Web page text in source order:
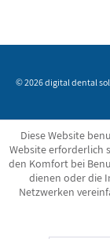
© 2026 digital dental
Diese Website
Website erforderlich
den Komfort bei
dienen oder die
Netzwerken